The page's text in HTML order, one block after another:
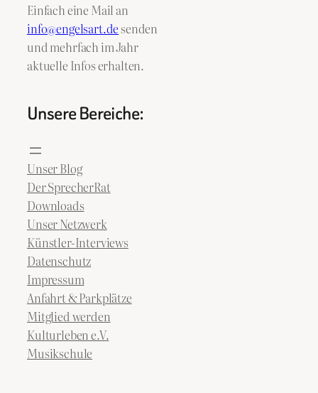
Einfach eine Mail an
info@engelsart.desenden
und mehrfach im Jahr
aktuelle Infos erhalten.
Unsere Bereiche:
Unser Blog
Der SprecherRat
Downloads
Unser Netzwerk
Künstler-Interviews
Datenschutz
Impressum
Anfahrt & Parkplätze
Mitglied werden
Kulturleben e.V.
Musikschule